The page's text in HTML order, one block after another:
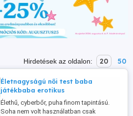
Hirdetések az oldalon: 20 50
Életnagyságú női test baba
játékbaba erotikus
Élethű, cyberbőr, puha finom tapintású.
Soha nem volt használatban csak